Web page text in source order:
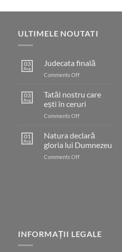
ULTIMELE NOUTATI
03
Aug
Judecata finală
Comments Offon
03
Aug
Tatăl nostru care
ești în ceruri
Comments Offon
nostru
care
ești
în
01
Aug
Natura declară
gloria lui Dumnezeu
Comments Offon
INFORMAȚII LEGALE